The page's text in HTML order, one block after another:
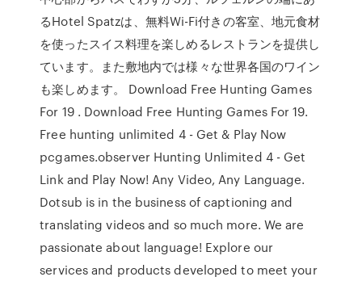
るHotel Spatzは、無料Wi-Fi付きの客室、地元食材
を使ったスイス料理を楽しめるレストランを提供し
ています。また敷地内では様々な世界各国のワイン
も楽しめます。 Download Free Hunting Games
For 19 . Download Free Hunting Games For 19.
Free hunting unlimited 4 - Get & Play Now
pcgames.observer Hunting Unlimited 4 - Get
Link and Play Now! Any Video, Any Language.
Dotsub is in the business of captioning and
translating videos and so much more. We are
passionate about language! Explore our
services and products developed to meet your